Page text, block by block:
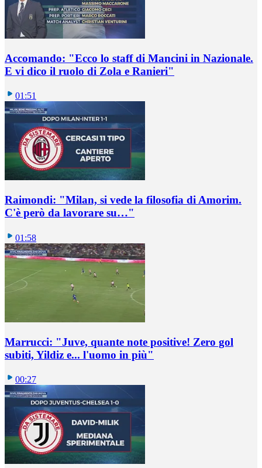
Accomando: "Ecco lo staff di Mancini in Nazionale.
E vi dico il ruolo di Zola e Ranieri"
01:51
Raimondi: "Milan, si vede la filosofia di Amorim.
C'è però da lavorare su…"
01:58
Marrucci: "Juve, quante note positive! Zero gol
subiti, Yildiz e... l'uomo in più"
00:27